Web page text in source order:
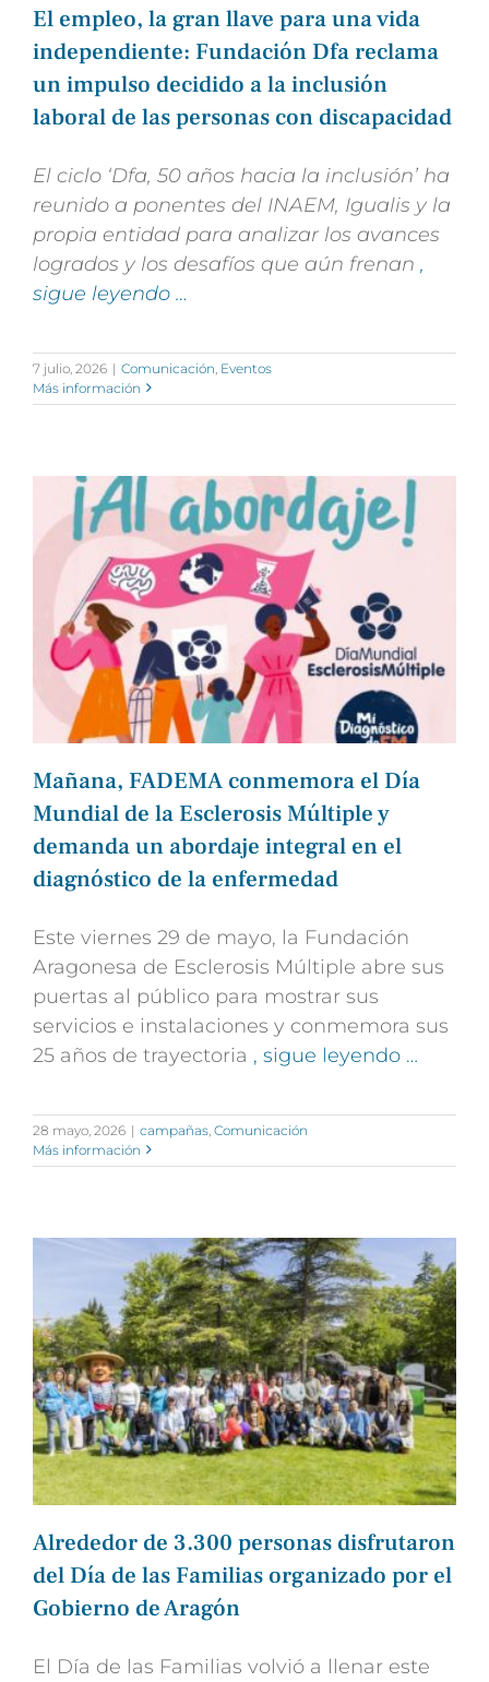
El empleo, la gran llave para una vida
independiente: Fundación Dfa reclama
un impulso decidido a la inclusión
laboral de las personas con discapacidad
El ciclo ‘Dfa, 50 años hacia la inclusión’ ha
reunido a ponentes del INAEM, Igualis y la
propia entidad para analizar los avances
logrados y los desafíos que aún frenan ,
sigue leyendo …
7 julio, 2026 | Comunicación Eventos
Más información
Mañana, FADEMA conmemora el Día
Mundial de la Esclerosis Múltiple y
demanda un abordaje integral en el
diagnóstico de la enfermedad
Este viernes 29 de mayo, la Fundación
Aragonesa de Esclerosis Múltiple abre sus
puertas al público para mostrar sus
servicios e instalaciones y conmemora sus
25 años de trayectoria , sigue leyendo …
28 mayo, 2026 | campañas Comunicación
Más información
Alrededor de 3.300 personas disfrutaron
del Día de las Familias organizado por el
Gobierno de Aragón
El Día de las Familias volvió a llenar este